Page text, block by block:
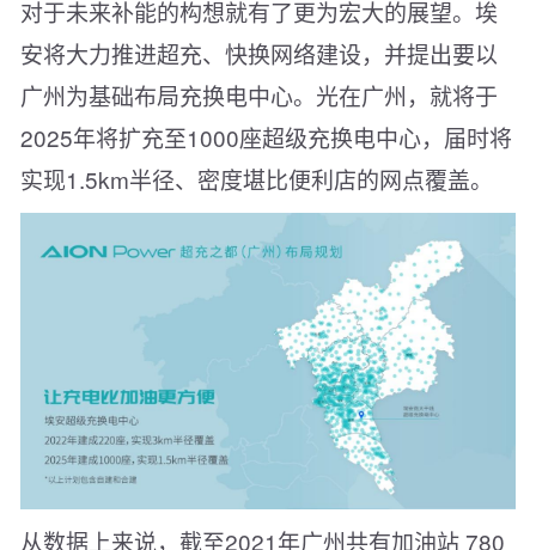
对于未来补能的构想就有了更为宏大的展望。埃
安将大力推进超充、快换网络建设，并提出要以
广州为基础布局充换电中心。光在广州，就将于
2025年将扩充至1000座超级充换电中心，届时将
实现1.5km半径、密度堪比便利店的网点覆盖。
从数据上来说，截至2021年广州共有加油站 780